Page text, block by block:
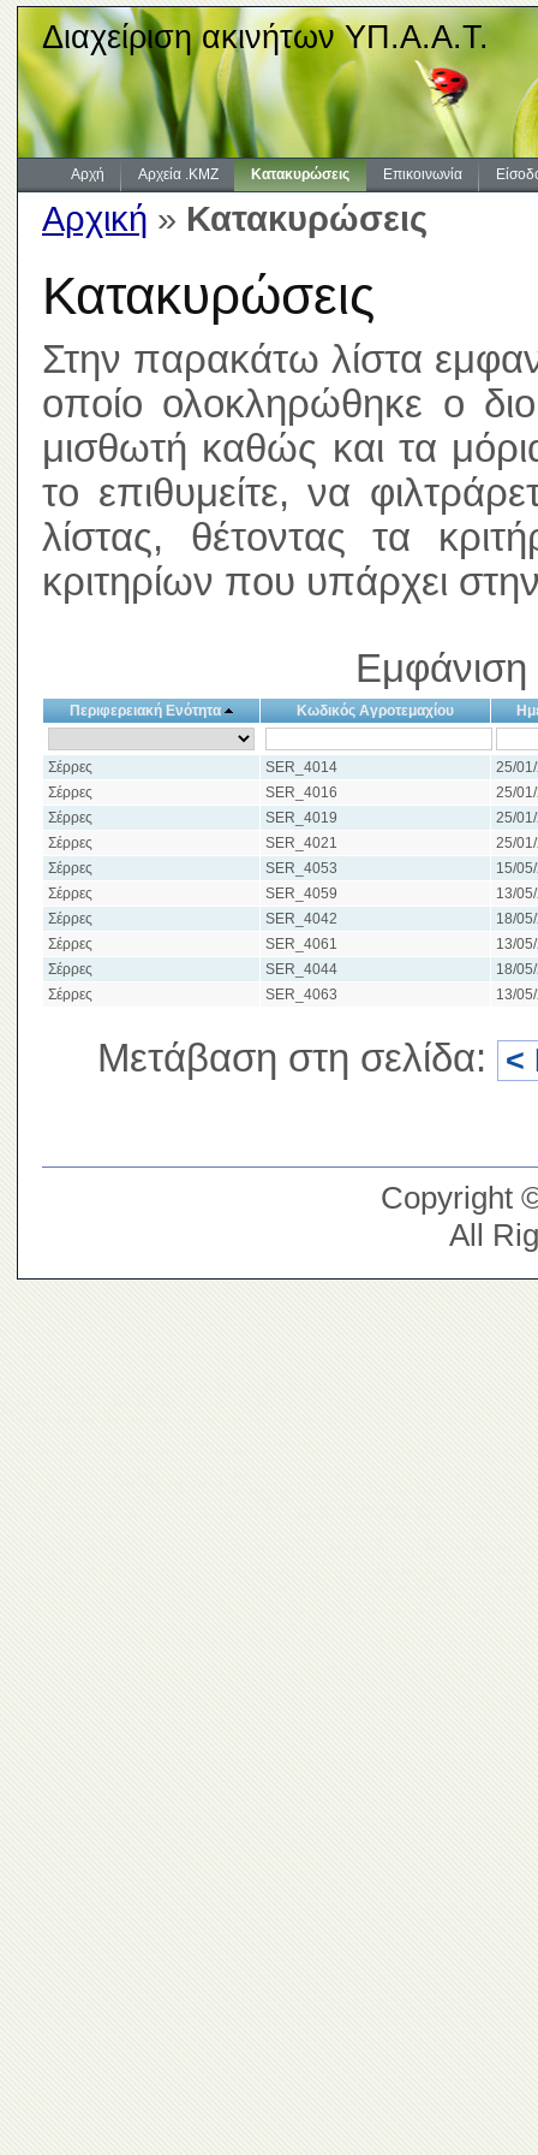
Διαχείριση ακινήτων ΥΠ.Α.Α.Τ.
Αρχή Αρχεία .KMZ Κατακυρώσεις Επικοινωνία
Αρχική » Κατακυρώσεις
Κατακυρώσεις
Στην παρακάτω λίστα
οποίο ολοκληρώθηκε ο
μισθωτή καθώς και τα
το επιθυμείτε, να
λίστας, θέτοντας τα
κριτηρίων που υπάρχει
Περιφερειακή Ενότητα Κωδικός Αγροτεμαχίου
Σέρρες SER_4014
25/
Σέρρες
SER_4016
25/
Σέρρες
SER_4019
25/
Σέρρες
SER_4021
25/
Σέρρες
SER_4053
15/
Σέρρες
SER_4059
13/
Σέρρες
SER_4042
18/
Σέρρες
SER_4061
13/
Σέρρες
SER_4044
18/
Σέρρες
SER_4063 13/
Μετάβαση στη σελίδα: <
Copyright
All